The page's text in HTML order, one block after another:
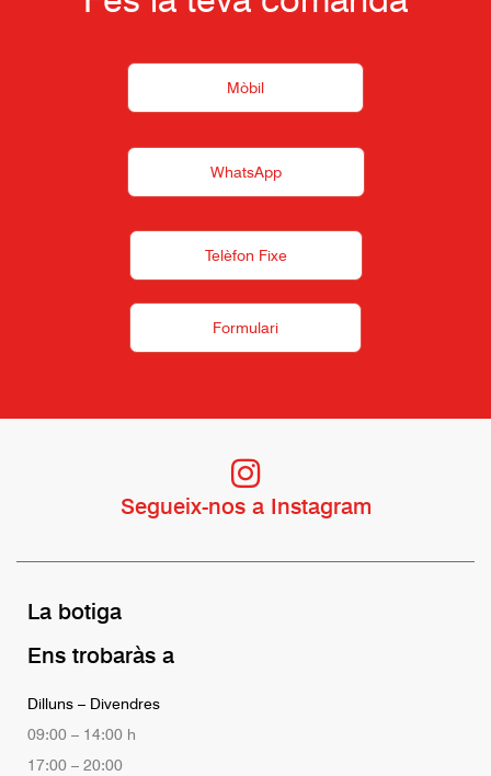
Mòbil
WhatsApp
Telèfon Fixe
Formulari
Segueix-nos a Instagram
La botiga
Ens trobaràs a
Dilluns – Divendres
09:00 – 14:00 h
17:00 – 20:00